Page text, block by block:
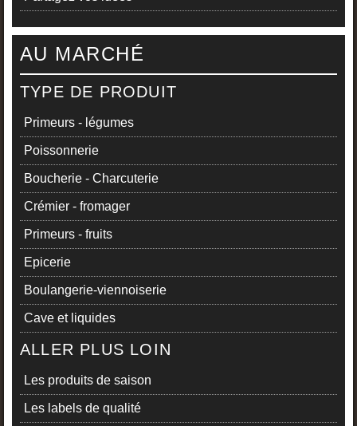
AU MARCHÉ
TYPE DE PRODUIT
Primeurs - légumes
Poissonnerie
Boucherie - Charcuterie
Crémier - fromager
Primeurs - fruits
Epicerie
Boulangerie-viennoiserie
Cave et liquides
ALLER PLUS LOIN
Les produits de saison
Les labels de qualité